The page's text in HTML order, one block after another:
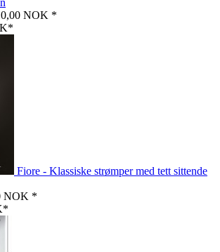
NOK *
Fiore - Klassiske strømper med tett sittende
NOK *